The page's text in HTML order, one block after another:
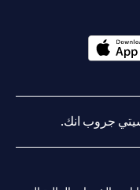
opens in a